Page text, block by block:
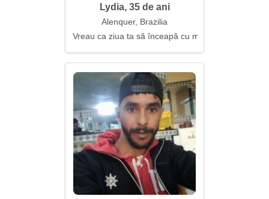
Lydia, 35 de ani
Alenquer, Brazilia
Vreau ca ziua ta să înceapă cu mine